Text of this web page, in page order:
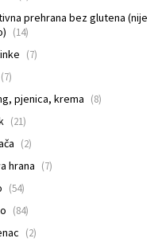
prehrana bez glutena (nije
(14)
(7)
(7)
pjenica, krema (8)
(21)
(2)
hrana (7)
(54)
(84)
(2)